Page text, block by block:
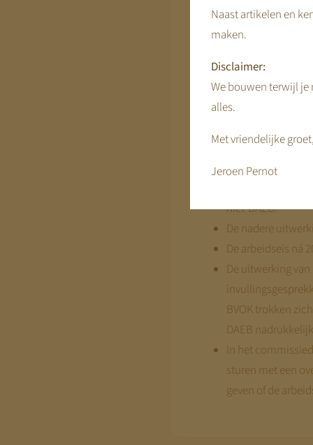
De normering
aangekondigd
De toepassing
in het Woo-
gevraagd, die op
moet worden
brengen.
niet-DAEB.
De nadere
De arbeidseis ná
De uitwerking
BVOK trokken
DAEB
In het
sturen met een
geven of de
Naast artikelen en
maken.
Disclaimer:
We bouwen terwijl je
alles.
Met vriendelijke groet,
Jeroen Pernot